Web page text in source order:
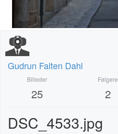
Gudrun Falten Dahl
Billeder
25
Følgere
2
DSC_4533.jpg